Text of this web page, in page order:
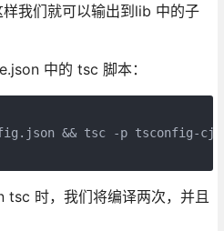
我们就可以输出到lib 中的子
中的 tsc 脚本：
&& tsc -p tsconfig-
时，我们将编译两次，并且